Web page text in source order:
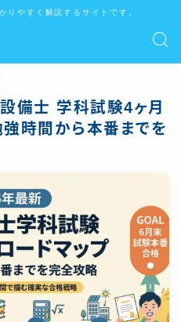
りやすく解説するサイトです。
備士 学科試験4ヶ月
時間から本番までを